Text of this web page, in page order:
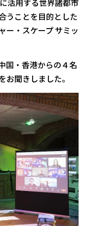
活用する世界諸都市
うことを目的とした
ー・スケープ サミッ
国・香港からの４名
お聞きしました。